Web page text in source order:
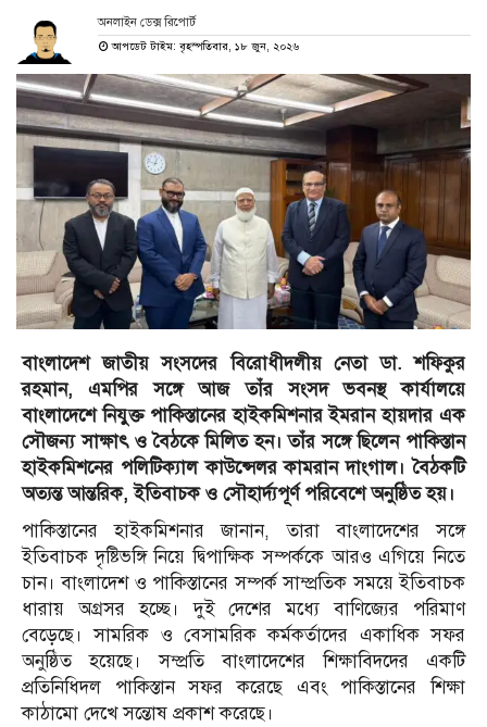
অনলাইন ডেক্স রিপোর্ট
আপডেট টাইম: বৃহস্পতিবার, ১৮ জুন, ২০২৬
বাংলাদেশ জাতীয় সংসদের বিরোধীদলীয় নেতা ডা. শফিকুর
রহমান, এমপির সঙ্গে আজ তাঁর সংসদ ভবনস্থ কার্যালয়ে
বাংলাদেশে নিযুক্ত পাকিস্তানের হাইকমিশনার ইমরান হায়দার এক
সৌজন্য সাক্ষাৎ ও বৈঠকে মিলিত হন। তাঁর সঙ্গে ছিলেন পাকিস্তান
হাইকমিশনের পলিটিক্যাল কাউন্সেলর কামরান দাংগাল। বৈঠকটি
অত্যন্ত আন্তরিক, ইতিবাচক ও সৌহার্দ্যপূর্ণ পরিবেশে অনুষ্ঠিত হয়।
পাকিস্তানের হাইকমিশনার জানান, তারা বাংলাদেশের সঙ্গে
ইতিবাচক দৃষ্টিভঙ্গি নিয়ে দ্বিপাক্ষিক সম্পর্ককে আরও এগিয়ে নিতে
চান। বাংলাদেশ ও পাকিস্তানের সম্পর্ক সাম্প্রতিক সময়ে ইতিবাচক
ধারায় অগ্রসর হচ্ছে। দুই দেশের মধ্যে বাণিজ্যের পরিমাণ
বেড়েছে। সামরিক ও বেসামরিক কর্মকর্তাদের একাধিক সফর
অনুষ্ঠিত হয়েছে। সম্প্রতি বাংলাদেশের শিক্ষাবিদদের একটি
প্রতিনিধিদল পাকিস্তান সফর করেছে এবং পাকিস্তানের শিক্ষা
কাঠামো দেখে সন্তোষ প্রকাশ করেছে।